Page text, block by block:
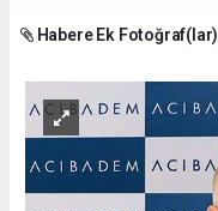
Habere Ek Fotoğraf(lar)